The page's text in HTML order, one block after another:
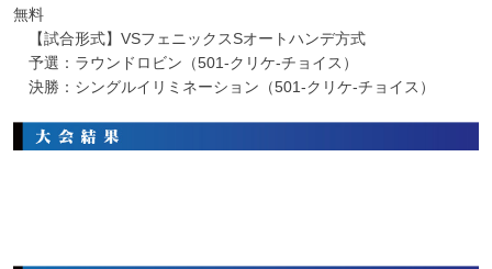
無料
【試合形式】VSフェニックスSオートハンデ方式
予選：ラウンドロビン（501-クリケ-チョイス）
決勝：シングルイリミネーション（501-クリケ-チョイス）